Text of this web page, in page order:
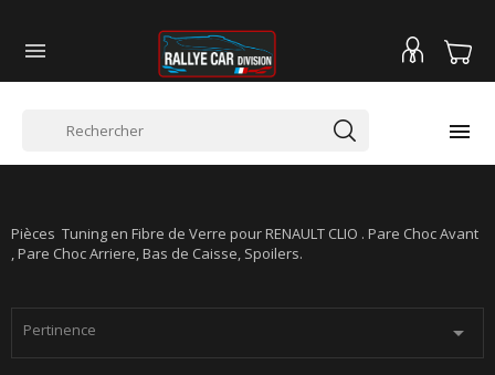


Pièces Tuning en Fibre de Verre pour RENAULT CLIO . Pare Choc Avant
, Pare Choc Arriere, Bas de Caisse, Spoilers.
Pertinence 